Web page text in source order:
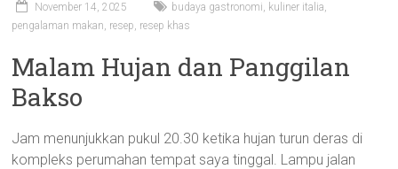
November 14, 2025 budaya gastronomi, kuliner italia,
pengalaman makan, resep, resep khas
Malam Hujan dan Panggilan
Bakso
Jam menunjukkan pukul 20.30 ketika hujan turun deras di
kompleks perumahan tempat saya tinggal. Lampu jalan